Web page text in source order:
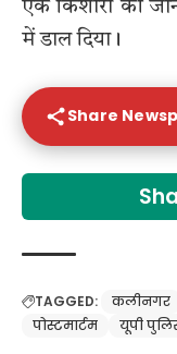
एक किशोरी की
में डाल दिया।
Share
TAGGED: कलीनगर
पोस्टमार्टम
यूपी